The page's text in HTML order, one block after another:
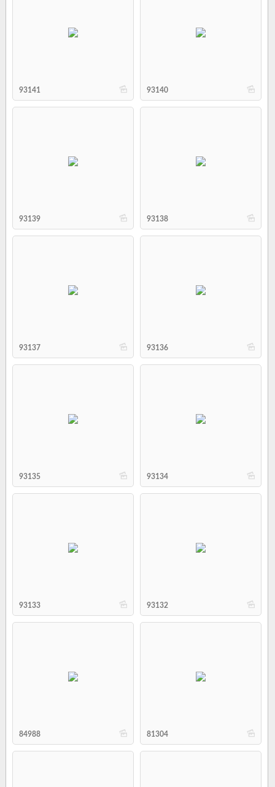
b
93141 b
93140
b
93139 b
93138
b
93137 b
93136
b
93135 b
93134
b
93133 b
93132
b
84988 b
81304